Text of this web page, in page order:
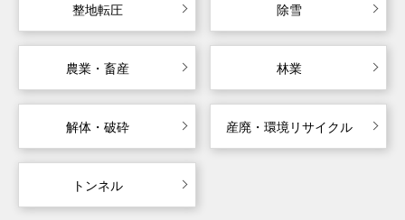
整地転圧 除雪
農業・畜産 林業
解体・破砕 産廃・環境リサイクル
トンネル